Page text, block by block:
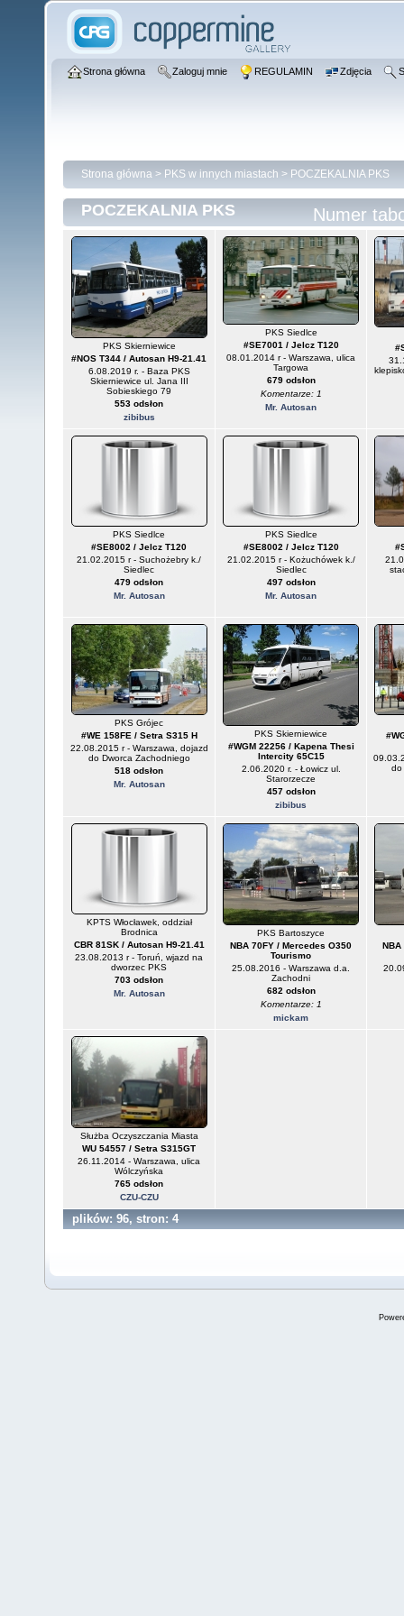
Strona główna Zaloguj mnie REGULAMIN Zdjęcia
Strona główna > PKS w innych miastach > POCZEKALNIA PKS
POCZEKALNIA PKS Numer
PKS Skierniewice
#NOS T344 / Autosan H9-21.41
6.08.2019 r. - Baza PKS
Skierniewice ul. Jana III
Sobieskiego 79
553 odsłon
zibibus
PKS Siedlce
#SE7001 / Jelcz T120
08.01.2014 r - Warszawa, ulica
Targowa
679 odsłon
Komentarze: 1
Mr. Autosan
PKS Siedlce
#SE8002 / Jelcz T120
21.02.2015 r - Suchożebry k./
Siedlec
479 odsłon
Mr. Autosan
PKS Siedlce
#SE8002 / Jelcz T120
21.02.2015 r - Kożuchówek k./
Siedlec
497 odsłon
Mr. Autosan
PKS Grójec
#WE 158FE / Setra S315 H
22.08.2015 r - Warszawa, dojazd
do Dworca Zachodniego
518 odsłon
Mr. Autosan
PKS Skierniewice
#WGM 22256 / Kapena Thesi
Intercity 65C15
2.06.2020 r. - Łowicz ul.
Starorzecze
457 odsłon
zibibus
do
KPTS Włocławek, oddział
Brodnica
CBR 81SK / Autosan H9-21.41
23.08.2013 r - Toruń, wjazd na
dworzec PKS
703 odsłon
Mr. Autosan
PKS Bartoszyce
NBA 70FY / Mercedes O350
Tourismo
25.08.2016 - Warszawa d.a.
Zachodni
682 odsłon
Komentarze: 1
mickam
NBA
Służba Oczyszczania Miasta
WU 54557 / Setra S315GT
26.11.2014 - Warszawa, ulica
Wólczyńska
765 odsłon
CZU-CZU
plików: 96, stron: 4